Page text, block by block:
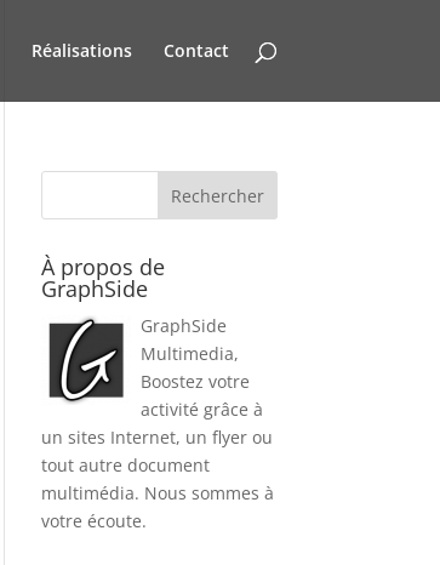
Réalisations Contact
À propos de
GraphSide
GraphSide
Multimedia,
Boostez votre
activité grâce à
un sites Internet, un flyer ou
tout autre document
multimédia. Nous sommes à
votre écoute.